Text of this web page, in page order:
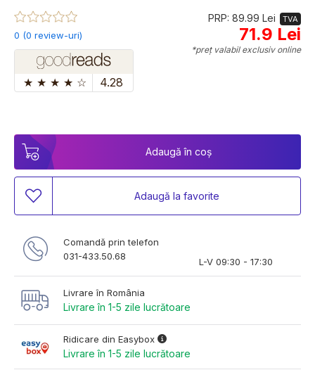
0 (0 review-uri)
★ ★ ★ ★ ☆ 4.28
PRP: 89.99 Lei TVA
71.9 Lei
*preț valabil exclusiv online
Adaugă în coș
Adaugă la favorite
Comandă prin telefon
031-433.50.68
L-V 09:30 - 17:30
Livrare în România
Livrare în 1-5 zile lucrătoare
Ridicare din Easybox
Livrare în 1-5 zile lucrătoare